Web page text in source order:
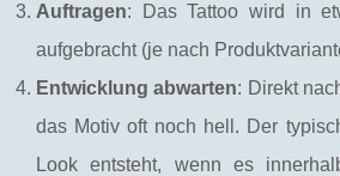
Auftragen: Das Tattoo wird in
aufgebracht (je nach
Entwicklung abwarten: Direkt
das Motiv oft noch hell. Der
Look entsteht, wenn es